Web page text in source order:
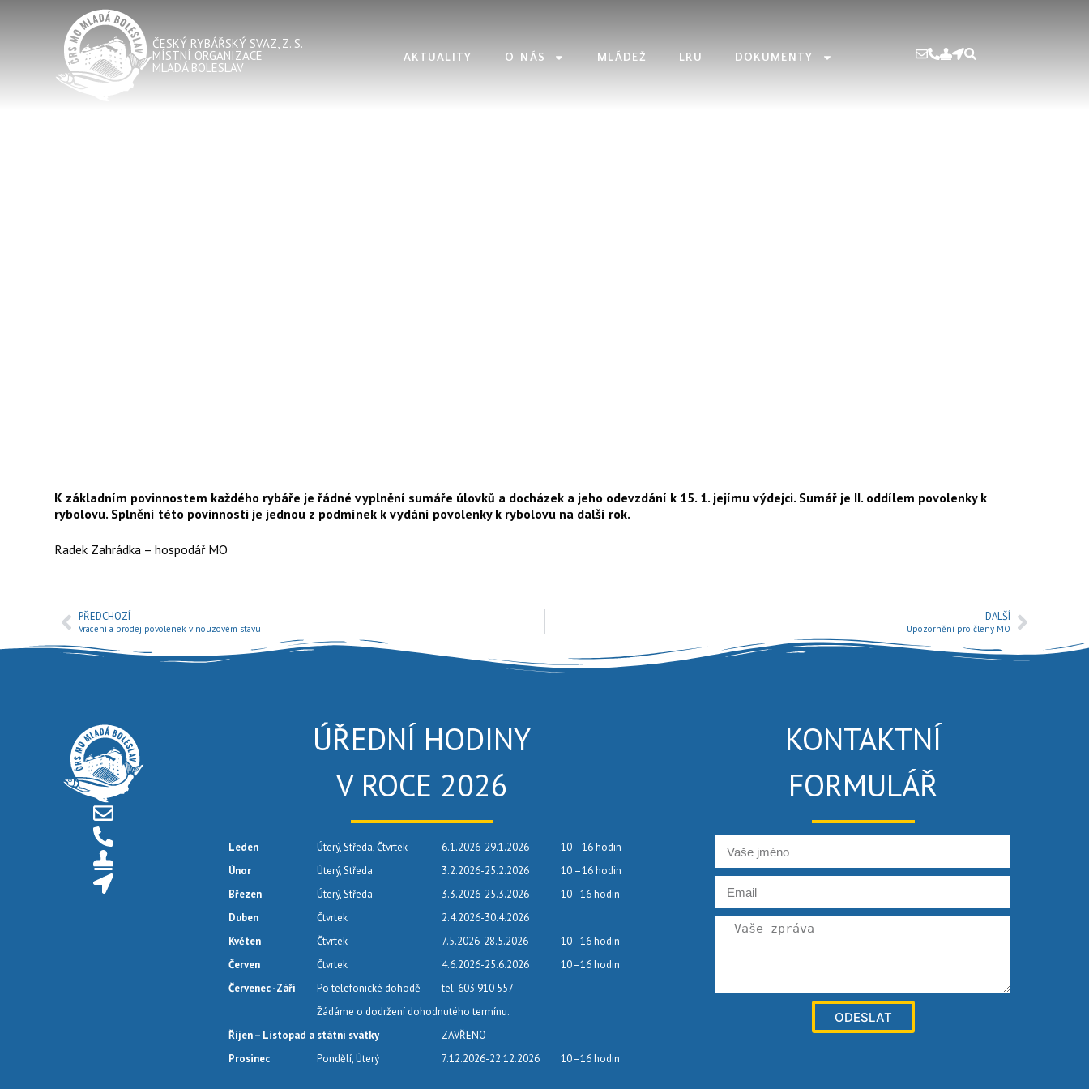
ČESKÝ RYBÁŘSKÝ SVAZ, Z. S.
MÍSTNÍ ORGANIZACE
MLADÁ BOLESLAV
AKTUALITY O NÁS MLÁDEŽ LRU DOKUMENTY
K základním povinnostem každého rybáře je řádné vyplnění sumáře úlovků a docházek a jeho odevzdání k 15. 1. jejímu výdejci. Sumář je II. oddílem povolenky k
rybolovu. Splnění této povinnosti je jednou z podmínek k vydání povolenky k rybolovu na další rok.
Radek Zahrádka – hospodář MO
PŘEDCHOZÍ
Vracení a prodej povolenek v nouzovém stavu
DALŠÍ
Upozornění pro členy MO
ÚŘEDNÍ HODINY
V ROCE 2026
Leden Úterý, Středa, Čtvrtek 6.1.2026-29.1.2026
10 –16 hodin
Únor
Úterý, Středa 3.2.2026-25.2.2026
10 –16 hodin
Březen
Úterý, Středa 3.3.2026-25.3.2026
10–16 hodin
Duben
Čtvrtek
2.4.2026-30.4.2026
Květen
Čtvrtek 7.5.2026-28.5.2026
10–16 hodin
Červen
Čtvrtek 4.6.2026-25.6.2026
10–16 hodin
Červenec -Září
Po telefonické dohodě
tel. 603 910 557
Žádáme o dodržení dohodnutého termínu.
Říjen – Listopad a státní svátky
ZAVŘENO
Prosinec
Pondělí, Úterý 7.12.2026-22.12.2026 10–16 hodin
KONTAKTNÍ
FORMULÁŘ
ODESLAT